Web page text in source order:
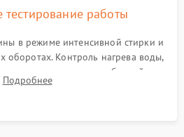
работы
в режиме интенсивной стирки и
оборотах. Контроль нагрева воды,
отсутствия излишних вибраций,
и протечек под корпусом.
Подробнее